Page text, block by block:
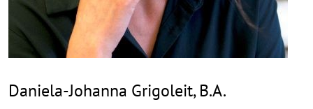
Daniela-Johanna Grigoleit, B.A.